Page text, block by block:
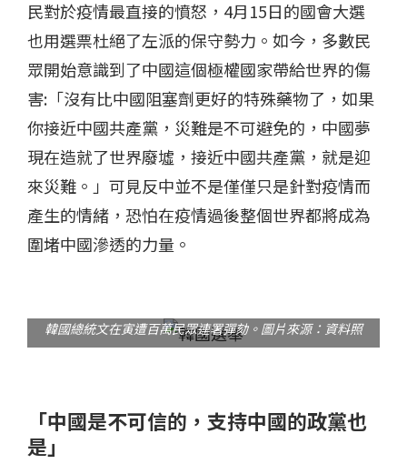
民對於疫情最直接的憤怒，4月15日的國會大選
也用選票杜絕了左派的保守勢力。如今，多數民
眾開始意識到了中國這個極權國家帶給世界的傷
害:「沒有比中國阻塞劑更好的特殊藥物了，如果
你接近中國共產黨，災難是不可避免的，中國夢
現在造就了世界廢墟，接近中國共產黨，就是迎
來災難。」可見反中並不是僅僅只是針對疫情而
產生的情緒，恐怕在疫情過後整個世界都將成為
圍堵中國滲透的力量。
韓國總統文在寅遭百萬民眾連署彈劾。圖片來源：資料照
「中國是不可信的，支持中國的政黨也
是」